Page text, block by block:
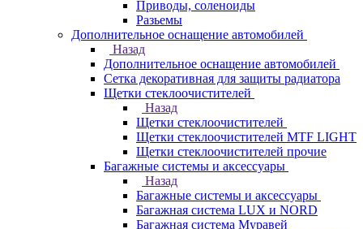
Приводы, соленоиды
Разьемы
Дополнительное оснащение автомобилей
Назад
Дополнительное оснащение автомобилей
Сетка декоративная для защиты радиатора
Щетки стеклоочистителей
Назад
Щетки стеклоочистителей
Щетки стеклоочистителей MTF LIGHT
Щетки стеклоочистителей прочие
Багажные системы и аксессуары
Назад
Багажные системы и аксессуары
Багажная система LUX и NORD
Багажная система Муравей